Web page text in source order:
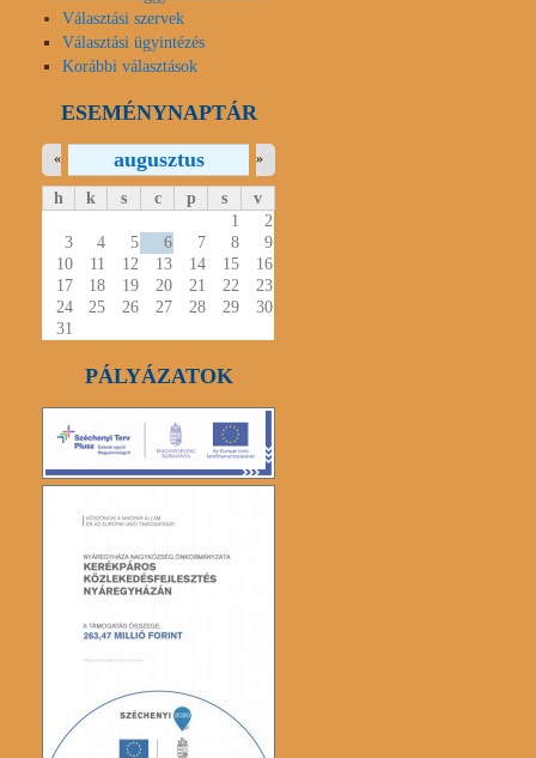
Választási szervek
Választási ügyintézés
Korábbi választások
ESEMÉNYNAPTÁR
augusztus
« »
h k s c p s
v
1
2
3
4 5 6 7 8
9
10
11 12 13 14 15
16
17
18 19 20 21 22
23
24
25 26 27 28 29
30
31
PÁLYÁZATOK